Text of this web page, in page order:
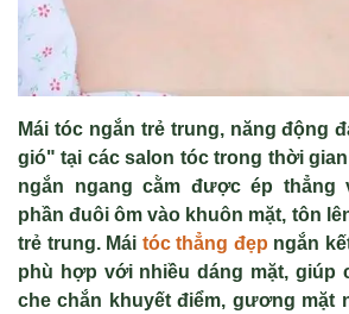
Mái tóc ngắn trẻ trung, năng động
gió" tại các salon tóc trong thời
ngắn ngang cằm được ép thẳng
phần đuôi ôm vào khuôn mặt, tôn
trẻ trung. Mái tóc thẳng đẹp ngắn
phù hợp với nhiều dáng mặt, giúp
che chắn khuyết điểm, gương mặt